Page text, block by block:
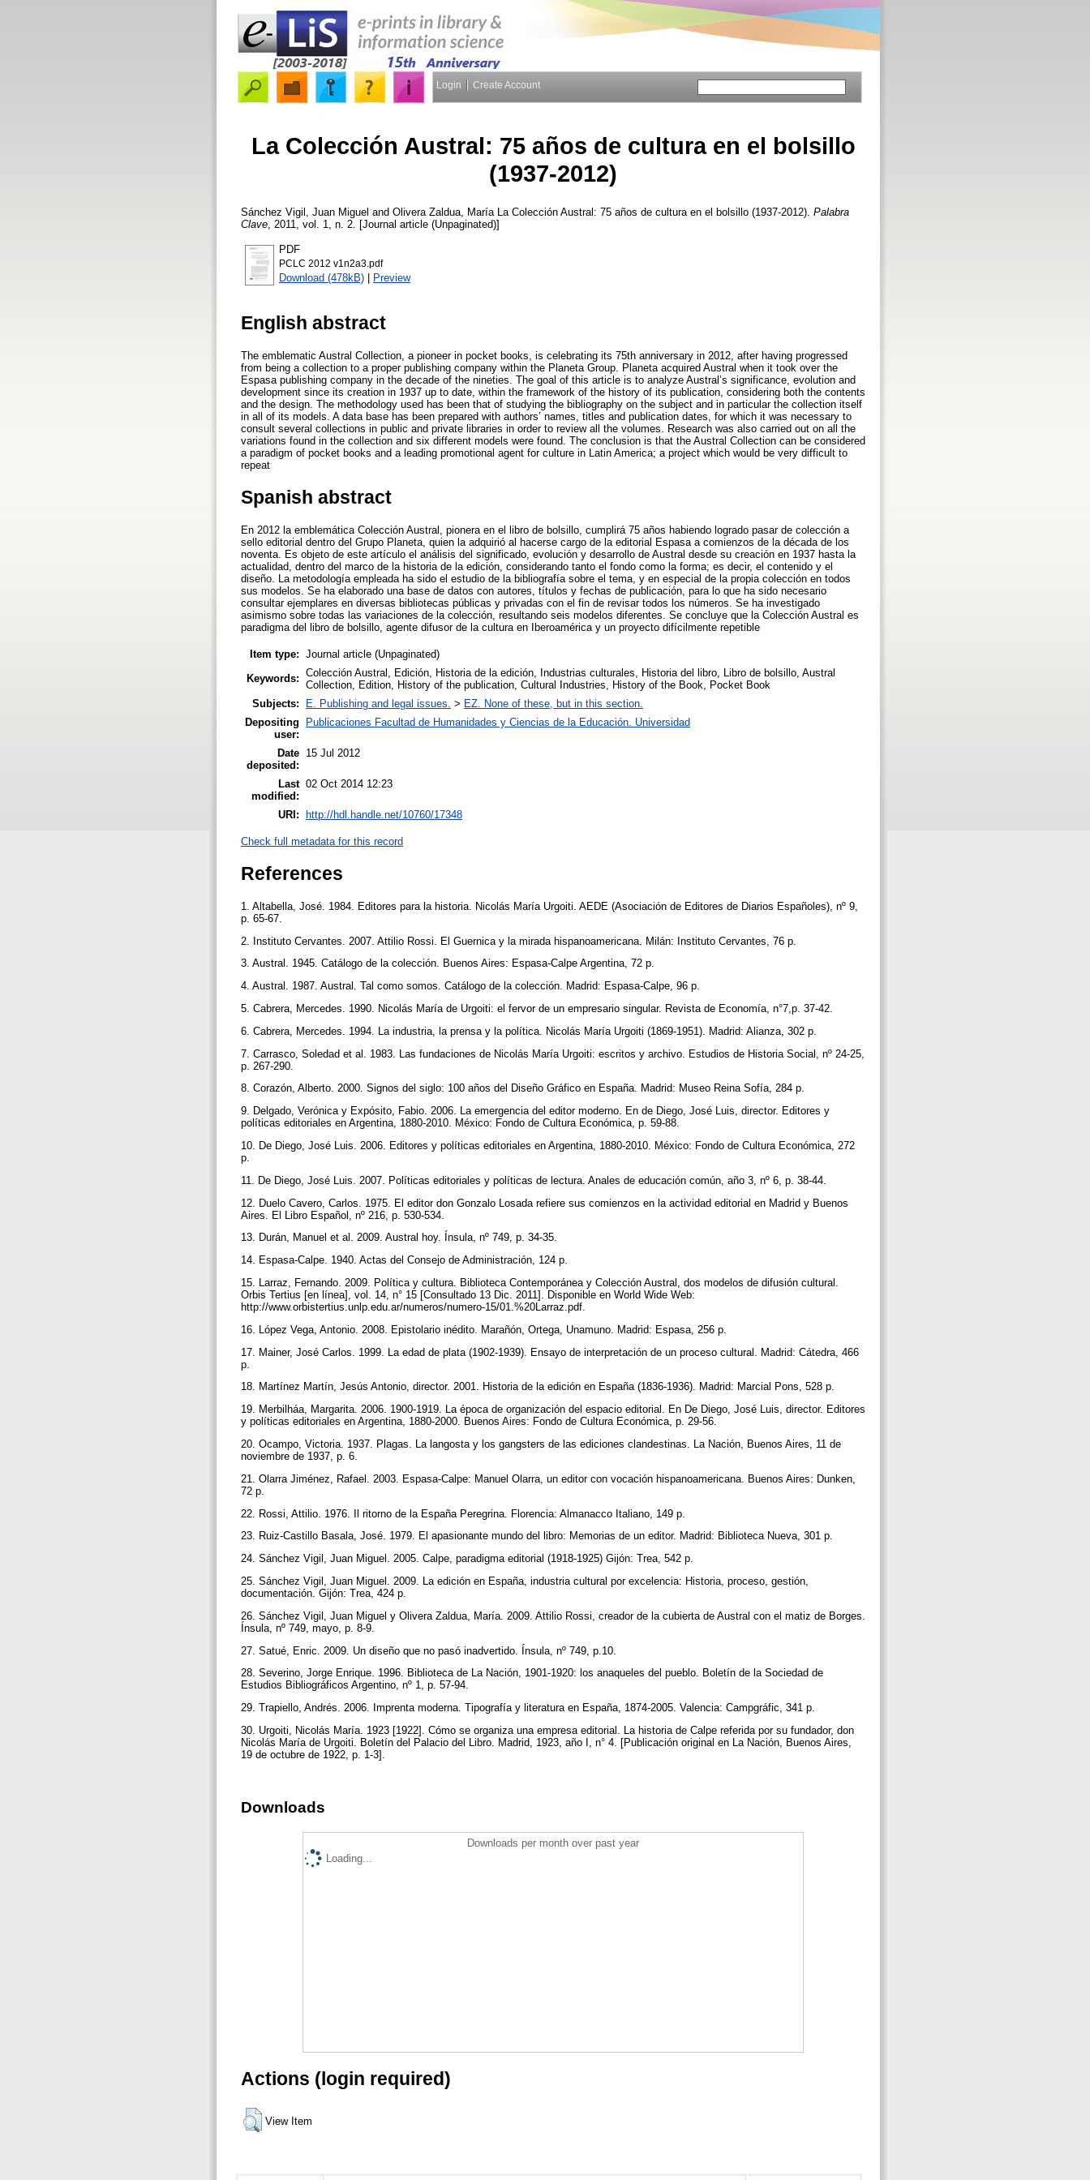
Login Create Account
La Colección Austral: 75 años de cultura en el bolsillo
(1937-2012)
Sánchez Vigil, Juan Miguel and Olivera Zaldua, María La Colección Austral: 75 años de cultura en el bolsillo (1937-2012). Palabra
Clave , 2011, vol. 1, n. 2. [Journal article (Unpaginated)]
PDF
PCLC 2012 v1n2a3.pdf
Download (478kB) | Preview
English abstract
The emblematic Austral Collection, a pioneer in pocket books, is celebrating its 75th anniversary in 2012, after having progressed
from being a collection to a proper publishing company within the Planeta Group. Planeta acquired Austral when it took over the
Espasa publishing company in the decade of the nineties. The goal of this article is to analyze Austral’s significance, evolution and
development since its creation in 1937 up to date, within the framework of the history of its publication, considering both the contents
and the design. The methodology used has been that of studying the bibliography on the subject and in particular the collection itself
in all of its models. A data base has been prepared with authors’ names, titles and publication dates, for which it was necessary to
consult several collections in public and private libraries in order to review all the volumes. Research was also carried out on all the
variations found in the collection and six different models were found. The conclusion is that the Austral Collection can be considered
a paradigm of pocket books and a leading promotional agent for culture in Latin America; a project which would be very difficult to
repeat
Spanish abstract
En 2012 la emblemática Colección Austral, pionera en el libro de bolsillo, cumplirá 75 años habiendo logrado pasar de colección a
sello editorial dentro del Grupo Planeta, quien la adquirió al hacerse cargo de la editorial Espasa a comienzos de la década de los
noventa. Es objeto de este artículo el análisis del significado, evolución y desarrollo de Austral desde su creación en 1937 hasta la
actualidad, dentro del marco de la historia de la edición, considerando tanto el fondo como la forma; es decir, el contenido y el
diseño. La metodología empleada ha sido el estudio de la bibliografía sobre el tema, y en especial de la propia colección en todos
sus modelos. Se ha elaborado una base de datos con autores, títulos y fechas de publicación, para lo que ha sido necesario
consultar ejemplares en diversas bibliotecas públicas y privadas con el fin de revisar todos los números. Se ha investigado
asimismo sobre todas las variaciones de la colección, resultando seis modelos diferentes. Se concluye que la Colección Austral es
paradigma del libro de bolsillo, agente difusor de la cultura en Iberoamérica y un proyecto difícilmente repetible
Item type: Journal article (Unpaginated)
Keywords: Colección Austral, Edición, Historia de la edición, Industrias culturales, Historia del libro, Libro de bolsillo, Austral
Collection, Edition, History of the publication, Cultural Industries, History of the Book, Pocket Book
Subjects:
E. Publishing and legal issues. > EZ. None of these, but in this section.
Depositing
user:
Publicaciones Facultad de Humanidades y Ciencias de la Educación. Universidad
Date
deposited:
15 Jul 2012
Last
modified:
02 Oct 2014 12:23
URI: http://hdl.handle.net/10760/17348
Check full metadata for this record
References
1. Altabella, José. 1984. Editores para la historia. Nicolás María Urgoiti. AEDE (Asociación de Editores de Diarios Españoles), nº 9,
p. 65-67.
2. Instituto Cervantes. 2007. Attilio Rossi. El Guernica y la mirada hispanoamericana. Milán: Instituto Cervantes, 76 p.
3. Austral. 1945. Catálogo de la colección. Buenos Aires: Espasa-Calpe Argentina, 72 p.
4. Austral. 1987. Austral. Tal como somos. Catálogo de la colección. Madrid: Espasa-Calpe, 96 p.
5. Cabrera, Mercedes. 1990. Nicolás María de Urgoiti: el fervor de un empresario singular. Revista de Economía, n°7,p. 37-42.
6. Cabrera, Mercedes. 1994. La industria, la prensa y la política. Nicolás María Urgoiti (1869-1951). Madrid: Alianza, 302 p.
7. Carrasco, Soledad et al. 1983. Las fundaciones de Nicolás María Urgoiti: escritos y archivo. Estudios de Historia Social, nº 24-25,
p. 267-290.
8. Corazón, Alberto. 2000. Signos del siglo: 100 años del Diseño Gráfico en España. Madrid: Museo Reina Sofía, 284 p.
9. Delgado, Verónica y Expósito, Fabio. 2006. La emergencia del editor moderno. En de Diego, José Luis, director. Editores y
políticas editoriales en Argentina, 1880-2010. México: Fondo de Cultura Económica, p. 59-88.
10. De Diego, José Luis. 2006. Editores y políticas editoriales en Argentina, 1880-2010. México: Fondo de Cultura Económica, 272
p.
11. De Diego, José Luis. 2007. Políticas editoriales y políticas de lectura. Anales de educación común, año 3, nº 6, p. 38-44.
12. Duelo Cavero, Carlos. 1975. El editor don Gonzalo Losada refiere sus comienzos en la actividad editorial en Madrid y Buenos
Aires. El Libro Español, nº 216, p. 530-534.
13. Durán, Manuel et al. 2009. Austral hoy. Ínsula, nº 749, p. 34-35.
14. Espasa-Calpe. 1940. Actas del Consejo de Administración, 124 p.
15. Larraz, Fernando. 2009. Política y cultura. Biblioteca Contemporánea y Colección Austral, dos modelos de difusión cultural.
Orbis Tertius [en línea], vol. 14, n° 15 [Consultado 13 Dic. 2011]. Disponible en World Wide Web:
http://www.orbistertius.unlp.edu.ar/numeros/numero-15/01.%20Larraz.pdf.
16. López Vega, Antonio. 2008. Epistolario inédito. Marañón, Ortega, Unamuno. Madrid: Espasa, 256 p.
17. Mainer, José Carlos. 1999. La edad de plata (1902-1939). Ensayo de interpretación de un proceso cultural. Madrid: Cátedra, 466
p.
18. Martínez Martín, Jesús Antonio, director. 2001. Historia de la edición en España (1836-1936). Madrid: Marcial Pons, 528 p.
19. Merbilháa, Margarita. 2006. 1900-1919. La época de organización del espacio editorial. En De Diego, José Luis, director. Editores
y políticas editoriales en Argentina, 1880-2000. Buenos Aires: Fondo de Cultura Económica, p. 29-56.
20. Ocampo, Victoria. 1937. Plagas. La langosta y los gangsters de las ediciones clandestinas. La Nación, Buenos Aires, 11 de
noviembre de 1937, p. 6.
21. Olarra Jiménez, Rafael. 2003. Espasa-Calpe: Manuel Olarra, un editor con vocación hispanoamericana. Buenos Aires: Dunken,
72 p.
22. Rossi, Attilio. 1976. Il ritorno de la España Peregrina. Florencia: Almanacco Italiano, 149 p.
23. Ruiz-Castillo Basala, José. 1979. El apasionante mundo del libro: Memorias de un editor. Madrid: Biblioteca Nueva, 301 p.
24. Sánchez Vigil, Juan Miguel. 2005. Calpe, paradigma editorial (1918-1925) Gijón: Trea, 542 p.
25. Sánchez Vigil, Juan Miguel. 2009. La edición en España, industria cultural por excelencia: Historia, proceso, gestión,
documentación. Gijón: Trea, 424 p.
26. Sánchez Vigil, Juan Miguel y Olivera Zaldua, María. 2009. Attilio Rossi, creador de la cubierta de Austral con el matiz de Borges.
Ínsula, nº 749, mayo, p. 8-9.
27. Satué, Enric. 2009. Un diseño que no pasó inadvertido. Ínsula, nº 749, p.10.
28. Severino, Jorge Enrique. 1996. Biblioteca de La Nación, 1901-1920: los anaqueles del pueblo. Boletín de la Sociedad de
Estudios Bibliográficos Argentino, nº 1, p. 57-94.
29. Trapiello, Andrés. 2006. Imprenta moderna. Tipografía y literatura en España, 1874-2005. Valencia: Campgráfic, 341 p.
30. Urgoiti, Nicolás María. 1923 [1922]. Cómo se organiza una empresa editorial. La historia de Calpe referida por su fundador, don
Nicolás María de Urgoiti. Boletín del Palacio del Libro. Madrid, 1923, año I, n° 4. [Publicación original en La Nación, Buenos Aires,
19 de octubre de 1922, p. 1-3].
Downloads
Downloads per month over past year
Loading...
Actions (login required)
View Item